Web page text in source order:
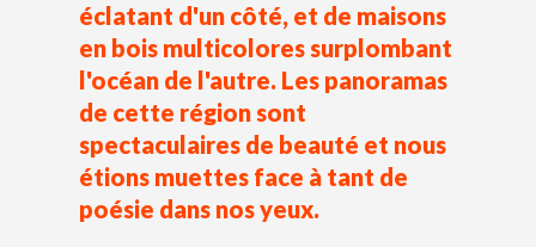
éclatant d'un côté, et de maisons
en bois multicolores surplombant
l'océan de l'autre. Les panoramas
de cette région sont
spectaculaires de beauté et nous
étions muettes face à tant de
poésie dans nos yeux.